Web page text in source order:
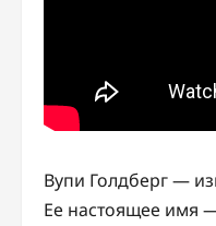
Вупи Голдберг —
Ее настоящее имя